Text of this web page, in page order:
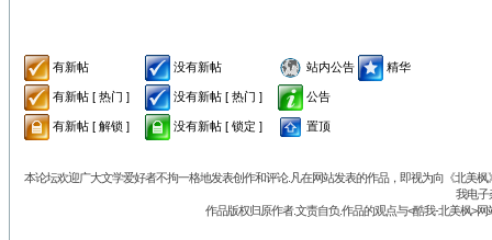
有新帖 没有新帖 站内公告 精华
有新帖 [ 热门 ] 没有新帖 [ 热门 ] 公告
有新帖 [ 解锁 ] 没有新帖 [ 锁定 ] 置顶
本论坛欢迎广大文学爱好者不拘一格地发表创作和评论.凡在网站发表的作品，即视为向《北美
我电子
作品版权归原作者.文责自负.作品的观点与<酷我-北美枫>